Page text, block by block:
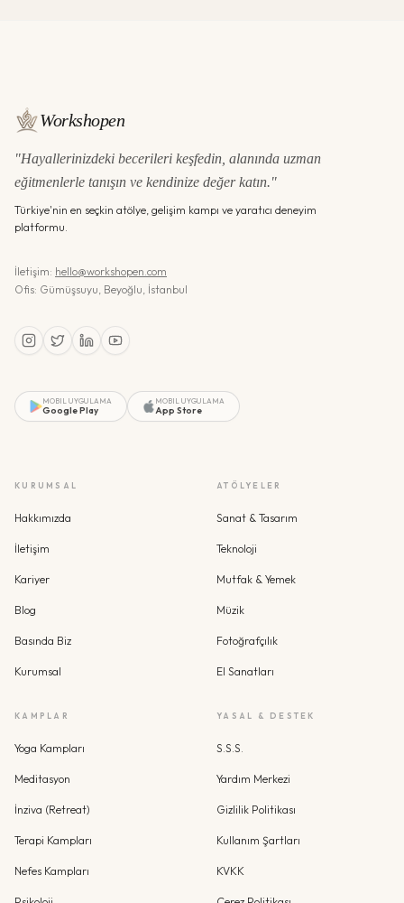
Workshopen
"Hayallerinizdeki becerileri keşfedin, alanında uzman
eğitmenlerle tanışın ve kendinize değer katın."
Türkiye'nin en seçkin atölye, gelişim kampı ve yaratıcı deneyim
platformu.
İletişim: hello@workshopen.com
Ofis: Gümüşsuyu, Beyoğlu, İstanbul
MOBIL UYGULAMA
Google Play
MOBIL UYGULAMA
App Store
KURUMSAL
Hakkımızda
İletişim
Kariyer
Blog
Basında Biz
Kurumsal
ATÖLYELER
Sanat & Tasarım
Teknoloji
Mutfak & Yemek
Müzik
Fotoğrafçılık
El Sanatları
KAMPLAR
Yoga Kampları
Meditasyon
İnziva (Retreat)
Terapi Kampları
Nefes Kampları
YASAL & DESTEK
S.S.S.
Yardım Merkezi
Gizlilik Politikası
Kullanım Şartları
KVKK